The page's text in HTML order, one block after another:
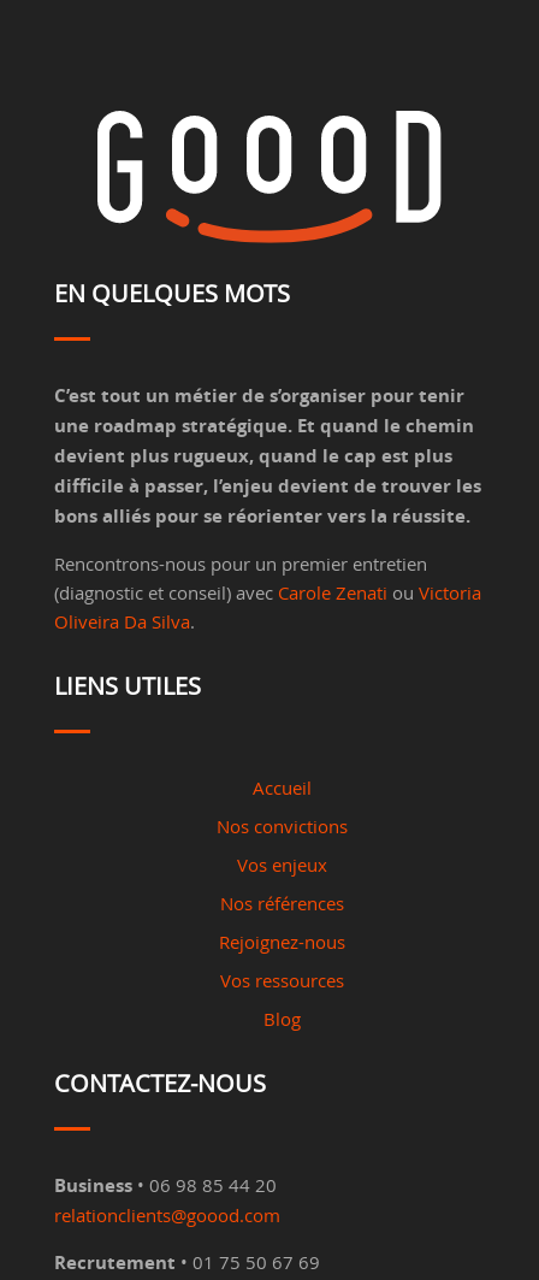
EN QUELQUES MOTS
C’est tout un métier de s’organiser pour tenir
une roadmap stratégique. Et quand le chemin
devient plus rugueux, quand le cap est plus
difficile à passer, l’enjeu devient de trouver les
bons alliés pour se réorienter vers la réussite.
Rencontrons-nous pour un premier entretien
(diagnostic et conseil) avec Carole Zenati ou Victoria
Oliveira Da Silva.
LIENS UTILES
Accueil
Nos convictions
Vos enjeux
Nos références
Rejoignez-nous
Vos ressources
Blog
CONTACTEZ-NOUS
Business • 06 98 85 44 20
relationclients@goood.com
Recrutement • 01 75 50 67 69